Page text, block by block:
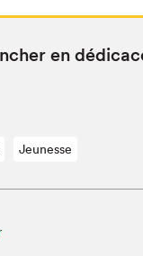
Que
en
Jeunesse